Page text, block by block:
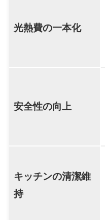
光熱費の一本化
安全性の向上
キッチンの清潔維
持